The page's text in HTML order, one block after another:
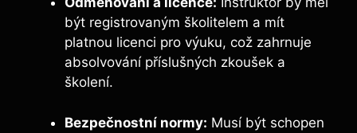
být registrovaným školitelem a mít
platnou licenci pro výuku, což zahrnuje
absolvování příslušných zkoušek a
školení.
Bezpečnostní normy: Musí být schopen